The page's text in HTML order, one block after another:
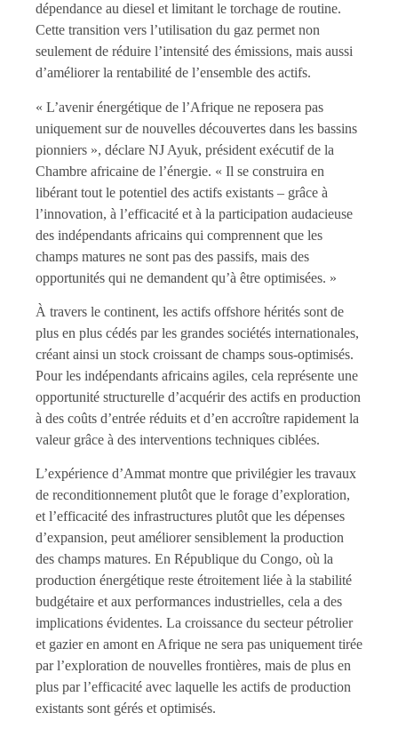
dépendance au diesel et limitant le torchage de routine.
Cette transition vers l’utilisation du gaz permet non
seulement de réduire l’intensité des émissions, mais aussi
d’améliorer la rentabilité de l’ensemble des actifs.
« L’avenir énergétique de l’Afrique ne reposera pas
uniquement sur de nouvelles découvertes dans les bassins
pionniers », déclare NJ Ayuk, président exécutif de la
Chambre africaine de l’énergie. « Il se construira en
libérant tout le potentiel des actifs existants – grâce à
l’innovation, à l’efficacité et à la participation audacieuse
des indépendants africains qui comprennent que les
champs matures ne sont pas des passifs, mais des
opportunités qui ne demandent qu’à être optimisées. »
À travers le continent, les actifs offshore hérités sont de
plus en plus cédés par les grandes sociétés internationales,
créant ainsi un stock croissant de champs sous-optimisés.
Pour les indépendants africains agiles, cela représente une
opportunité structurelle d’acquérir des actifs en production
à des coûts d’entrée réduits et d’en accroître rapidement la
valeur grâce à des interventions techniques ciblées.
L’expérience d’Ammat montre que privilégier les travaux
de reconditionnement plutôt que le forage d’exploration,
et l’efficacité des infrastructures plutôt que les dépenses
d’expansion, peut améliorer sensiblement la production
des champs matures. En République du Congo, où la
production énergétique reste étroitement liée à la stabilité
budgétaire et aux performances industrielles, cela a des
implications évidentes. La croissance du secteur pétrolier
et gazier en amont en Afrique ne sera pas uniquement tirée
par l’exploration de nouvelles frontières, mais de plus en
plus par l’efficacité avec laquelle les actifs de production
existants sont gérés et optimisés.